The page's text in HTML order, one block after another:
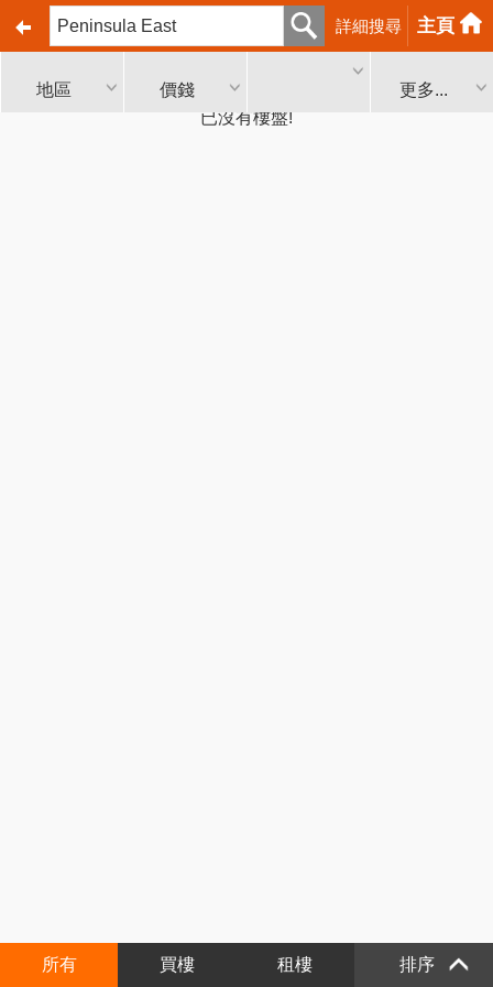
詳細搜尋 主頁
地區 價錢
更多...
已沒有樓盤!
所有 買樓 租樓 排序